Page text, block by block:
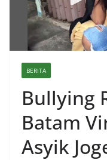
BERITA
Bullying
Batam
Asyik